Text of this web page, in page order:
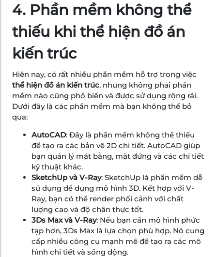
4. Phần mềm không thể
thiếu khi thể hiện đồ án
kiến trúc
Hiện nay, có rất nhiều phần mềm hỗ trợ trong việc
thể hiện đồ án kiến trúc, nhưng không phải phần
mềm nào cũng phổ biến và được sử dụng rộng rãi.
Dưới đây là các phần mềm mà bạn không thể bỏ
qua:
AutoCAD: Đây là phần mềm không thể thiếu
để tạo ra các bản vẽ 2D chi tiết. AutoCAD giúp
bạn quản lý mặt bằng, mặt đứng và các chi tiết
kỹ thuật khác.
SketchUp và V-Ray: SketchUp là phần mềm dễ
sử dụng để dựng mô hình 3D. Kết hợp với V-
Ray, bạn có thể render phối cảnh với chất
lượng cao và độ chân thực tốt.
3Ds Max và V-Ray: Nếu bạn cần mô hình phức
tạp hơn, 3Ds Max là lựa chọn phù hợp. Nó cung
cấp nhiều công cụ mạnh mẽ để tạo ra các mô
hình chi tiết và sống động.